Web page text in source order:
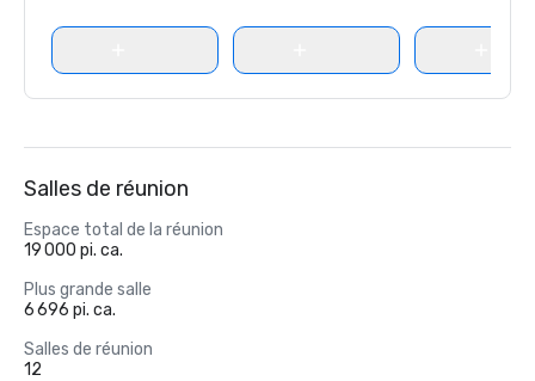
Salles de réunion
Espace total de la réunion
19 000 pi. ca.
Plus grande salle
6 696 pi. ca.
Salles de réunion
12